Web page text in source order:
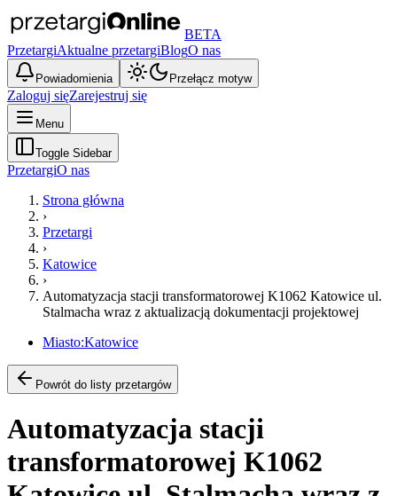
BETA
PrzetargiAktualne przetargiBlogO nas
Powiadomienia Przełącz motyw
Zaloguj sięZarejestruj się
Menu
Toggle Sidebar
PrzetargiO nas
Strona główna
›
Przetargi
›
Katowice
›
Automatyzacja stacji transformatorowej K1062 Katowice ul.
Stalmacha wraz z aktualizacją dokumentacji projektowej
Miasto:Katowice
Powrót do listy przetargów
Automatyzacja stacji
transformatorowej K1062